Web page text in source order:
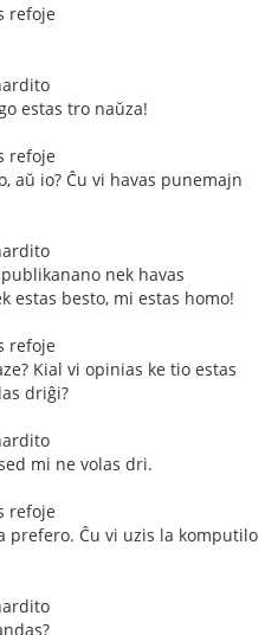
refoje
estas tro naŭza!
refoje
aŭ io? Ĉu vi havas punemajn
nek havas
estas besto, mi estas homo!
refoje
Kial vi opinias ke tio estas
driĝi?
mi ne volas dri.
refoje
prefero. Ĉu vi uzis la komputilo